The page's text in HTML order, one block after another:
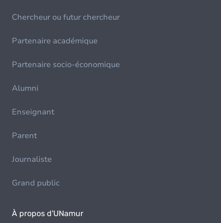
Chercheur ou futur chercheur
Partenaire académique
Partenaire socio-économique
Alumni
Enseignant
Parent
Journaliste
Grand public
À propos d'UNamur